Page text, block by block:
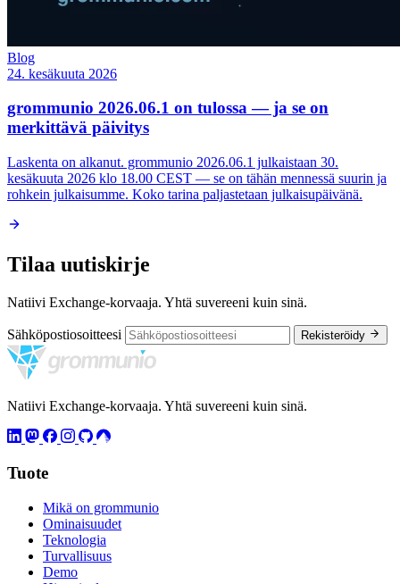
Blog
24. kesäkuuta 2026
grommunio 2026.06.1 on tulossa — ja se on
merkittävä päivitys
Laskenta on alkanut. grommunio 2026.06.1 julkaistaan 30.
kesäkuuta 2026 klo 18.00 CEST — se on tähän mennessä suurin ja
rohkein julkaisumme. Koko tarina paljastetaan julkaisupäivänä.
Tilaa uutiskirje
Natiivi Exchange-korvaaja. Yhtä suvereeni kuin sinä.
Sähköpostiosoitteesi Rekisteröidy
Natiivi Exchange-korvaaja. Yhtä suvereeni kuin sinä.
Tuote
Mikä on grommunio
Ominaisuudet
Teknologia
Turvallisuus
Demo